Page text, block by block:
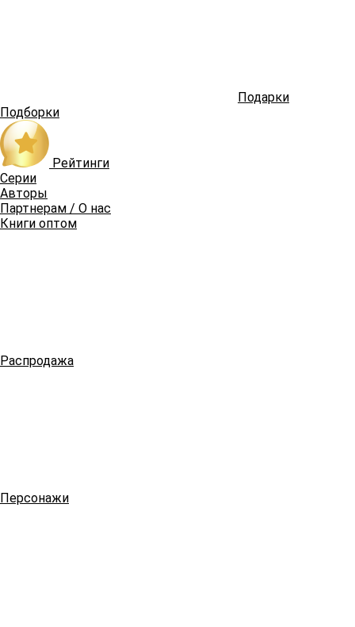
Подарки
Подборки
Рейтинги
Серии
Авторы
Партнерам / О нас
Книги оптом
Распродажа
Персонажи